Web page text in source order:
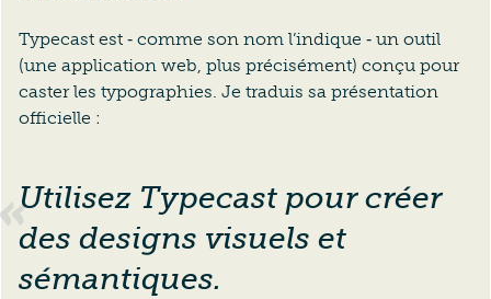
Typecast est ‐ comme son nom l’indique ‐ un outil
(une application web, plus précisément) conçu pour
caster les typographies. Je traduis sa présentation
officielle :
Utilisez Typecast pour créer
des designs visuels et
sémantiques.